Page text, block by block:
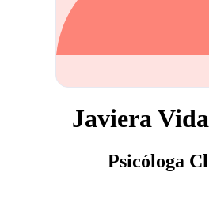
Javiera
Psicóloga